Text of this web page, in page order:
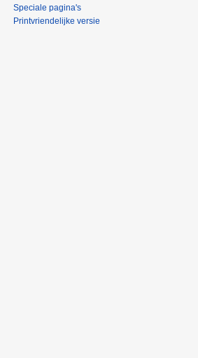
Speciale pagina's
Printvriendelijke versie